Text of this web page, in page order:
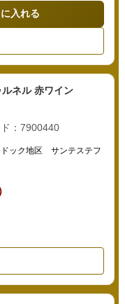
入れる
ネル 赤ワイン
：7900440
ック地区 サンテステフ